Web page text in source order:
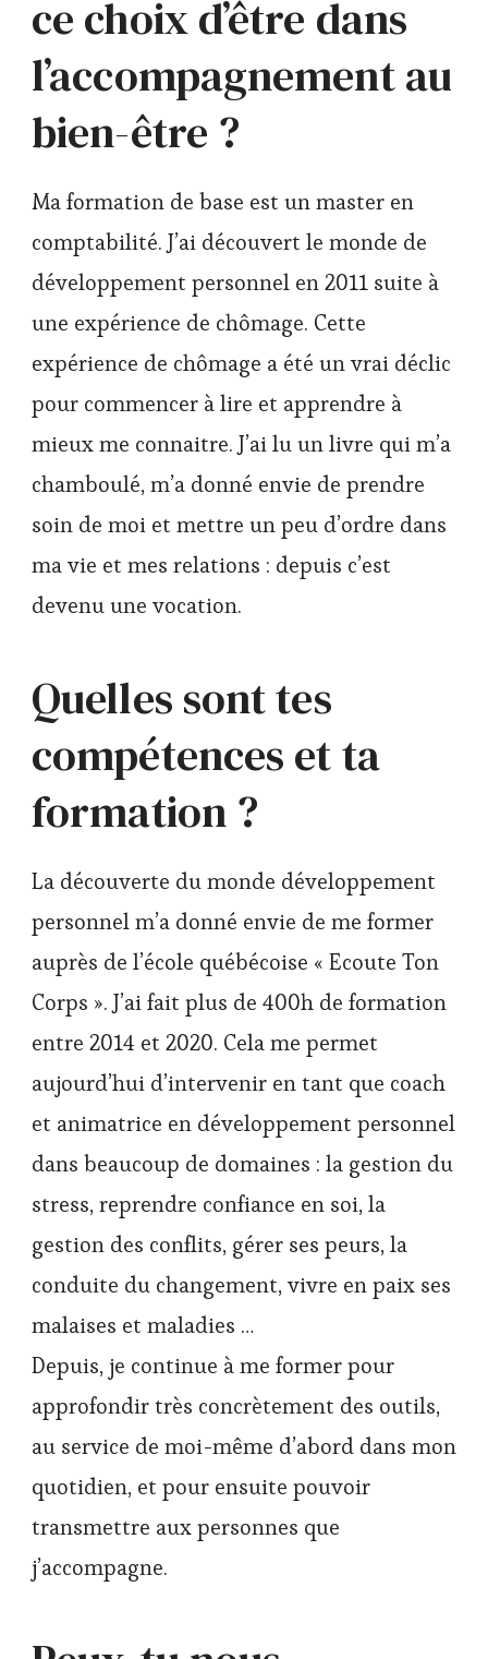
ce choix d’être dans
l’accompagnement au
bien-être ?
Ma formation de base est un master en
comptabilité. J’ai découvert le monde de
développement personnel en 2011 suite à
une expérience de chômage. Cette
expérience de chômage a été un vrai déclic
pour commencer à lire et apprendre à
mieux me connaitre. J’ai lu un livre qui m’a
chamboulé, m’a donné envie de prendre
soin de moi et mettre un peu d’ordre dans
ma vie et mes relations : depuis c’est
devenu une vocation.
Quelles sont tes
compétences et ta
formation ?
La découverte du monde développement
personnel m’a donné envie de me former
auprès de l’école québécoise « Ecoute Ton
Corps ». J’ai fait plus de 400h de formation
entre 2014 et 2020. Cela me permet
aujourd’hui d’intervenir en tant que coach
et animatrice en développement personnel
dans beaucoup de domaines : la gestion du
stress, reprendre confiance en soi, la
gestion des conflits, gérer ses peurs, la
conduite du changement, vivre en paix ses
malaises et maladies …
Depuis, je continue à me former pour
approfondir très concrètement des outils,
au service de moi-même d’abord dans mon
quotidien, et pour ensuite pouvoir
transmettre aux personnes que
j’accompagne.